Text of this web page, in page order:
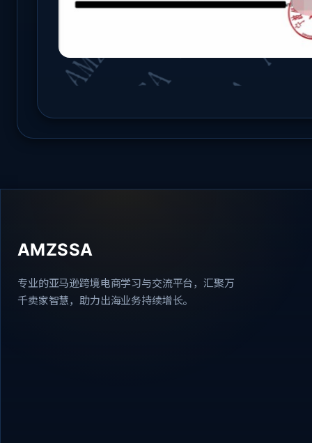
AMZSSA
专业的亚马逊跨境电商学习与交流平台，汇聚万
千卖家智慧，助力出海业务持续增长。